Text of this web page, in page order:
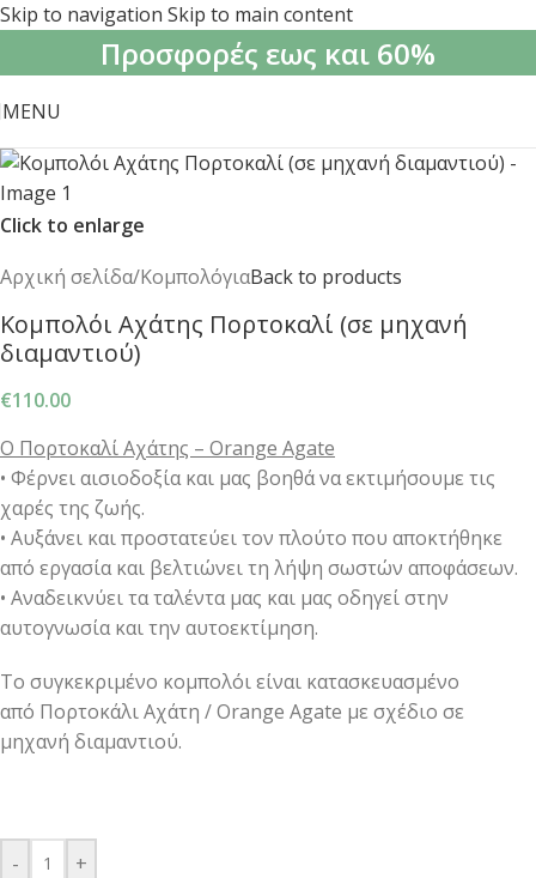
Skip to navigation Skip to main content
Προσφορές εως και 60%
MENU
Click to enlarge
Αρχική σελίδα/ΚομπολόγιαBack to products
Κομπολόι Αχάτης Πορτοκαλί (σε μηχανή
διαμαντιού)
€110.00
Ο Πορτοκαλί Αχάτης – Orange Agate
• Φέρνει αισιοδοξία και μας βοηθά να εκτιμήσουμε τις
χαρές της ζωής.
• Αυξάνει και προστατεύει τον πλούτο που αποκτήθηκε
από εργασία και βελτιώνει τη λήψη σωστών αποφάσεων.
• Αναδεικνύει τα ταλέντα μας και μας οδηγεί στην
αυτογνωσία και την αυτοεκτίμηση.
Το συγκεκριμένο κομπολόι είναι κατασκευασμένο
από Πορτοκάλι Αχάτη / Orange Agate με σχέδιο σε
μηχανή διαμαντιού.
- +